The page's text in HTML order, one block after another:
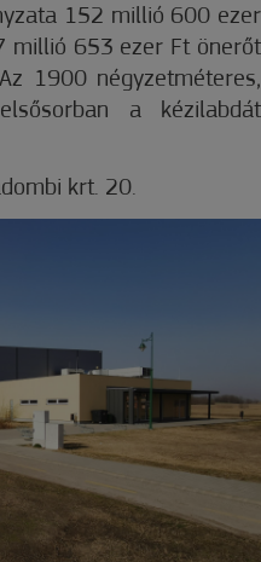
152 millió 600 ezer
millió 653 ezer Ft önerőt
1900 négyzetméteres,
a kézilabdát
krt. 20.